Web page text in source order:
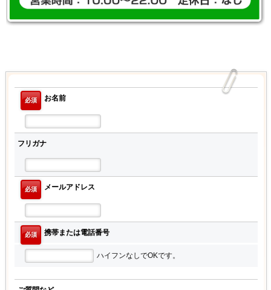
必須 お名前
フリガナ
必須 メールアドレス
必須 携帯または電話番号
ハイフンなしでOKです。